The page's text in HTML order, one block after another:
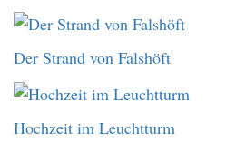
Der Strand von Falshöft
Hochzeit im Leuchtturm